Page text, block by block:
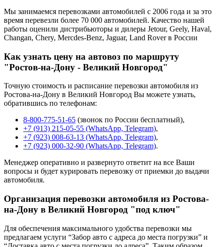
Мы занимаемся перевозками автомобилей с 2006 года и за это
время перевезли более 70 000 автомобилей. Качество нашей
работы оценили дистрибьюторы и дилеры Jetour, Geely, Haval,
Changan, Chery, Mercdes-Benz, Jaguar, Land Rover в России
Как узнать цену на автовоз по маршруту
"Ростов-на-Дону - Великий Новгород"
Точную стоимость и расписание перевозки автомобиля из
Ростова-на-Дону в Великий Новгород Вы можете узнать,
обратившись по телефонам:
8-800-775-51-65 (звонок по России бесплатный),
+7 (913) 215-05-55 (WhatsApp, Telegram),
+7 (923) 008-63-13 (WhatsApp, Telegram),
+7 (923) 000-32-90 (WhatsApp, Telegram).
Менеджер оперативно и развернуто ответит на все Ваши
вопросы и будет курировать перевозку от приемки до выдачи
автомобиля.
Организация перевозки автомобиля из Ростова-
на-Дону в Великий Новгород "под ключ"
Для обеспечения максимального удобства перевозки мы
предлагаем услуги “Забор авто с адреса до места погрузки” и